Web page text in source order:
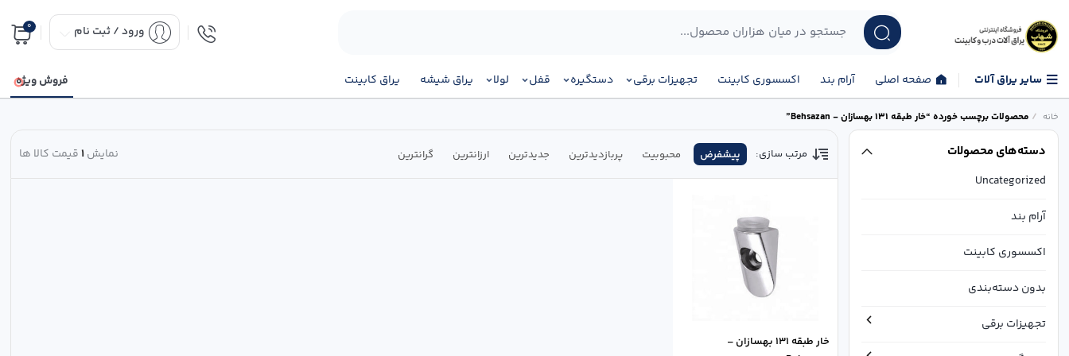
ورود / ثبت نام 0
سایر یراق آلات صفحه اصلی آرام بند اکسسوری کابینت تجهیزات برقی دستگیره قفل لولا یراق شیشه یراق کابینت فروش ویژه
خانه / محصولات برچسب خورده “خار طبقه 131 بهسازان - Behsazan”
دسته‌های محصولات
Uncategorized
آرام بند
اکسسوری کابینت
بدون دسته‌بندی
تجهیزات برقی
مرتب سازی: پیشفرض محبوبیت پربازدیدترین جدیدترین ارزانترین گرانترین نمایش1 قیمت کالا ها
خار طبقه 131 بهسازان –